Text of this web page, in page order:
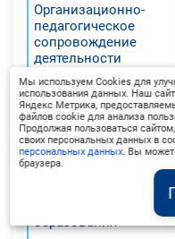
Организационно-
педагогическое
сопровождение
деятельности
организаций
дополнительного
профессионального
образования
Планирование и
анализ деятельности
образования
Мы используем Cookies для
использования данных. Наш
Яндекс Метрика,
файлов cookie для анализа
Продолжая пользоваться
своих персональных данных в
персональных данных. Вы
браузера.